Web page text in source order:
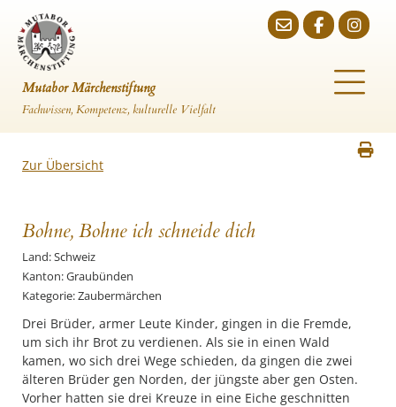
Mutabor Märchenstiftung
Fachwissen, Kompetenz, kulturelle Vielfalt
Zur Übersicht
Bohne, Bohne ich schneide dich
Land: Schweiz
Kanton: Graubünden
Kategorie: Zaubermärchen
Drei Brüder, armer Leute Kinder, gingen in die Fremde,
um sich ihr Brot zu verdienen. Als sie in einen Wald
kamen, wo sich drei Wege schieden, da gingen die zwei
älteren Brüder gen Norden, der jüngste aber gen Osten.
Vorher hatten sie drei Kreuze in eine Eiche geschnitten